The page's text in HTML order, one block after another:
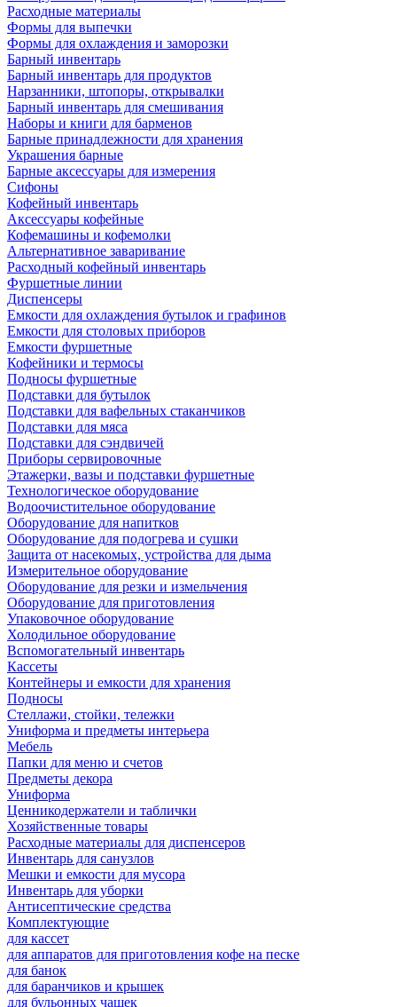
Расходные материалы
Формы для выпечки
Формы для охлаждения и заморозки
Барный инвентарь
Барный инвентарь для продуктов
Нарзанники, штопоры, открывалки
Барный инвентарь для смешивания
Наборы и книги для барменов
Барные принадлежности для хранения
Украшения барные
Барные аксессуары для измерения
Сифоны
Кофейный инвентарь
Аксессуары кофейные
Кофемашины и кофемолки
Альтернативное заваривание
Расходный кофейный инвентарь
Фуршетные линии
Диспенсеры
Емкости для охлаждения бутылок и графинов
Емкости для столовых приборов
Емкости фуршетные
Кофейники и термосы
Подносы фуршетные
Подставки для бутылок
Подставки для вафельных стаканчиков
Подставки для мяса
Подставки для сэндвичей
Приборы сервировочные
Этажерки, вазы и подставки фуршетные
Технологическое оборудование
Водоочистительное оборудование
Оборудование для напитков
Оборудование для подогрева и сушки
Защита от насекомых, устройства для дыма
Измерительное оборудование
Оборудование для резки и измельчения
Оборудование для приготовления
Упаковочное оборудование
Холодильное оборудование
Вспомогательный инвентарь
Кассеты
Контейнеры и емкости для хранения
Подносы
Стеллажи, стойки, тележки
Униформа и предметы интерьера
Мебель
Папки для меню и счетов
Предметы декора
Униформа
Ценникодержатели и таблички
Хозяйственные товары
Расходные материалы для диспенсеров
Инвентарь для санузлов
Мешки и емкости для мусора
Инвентарь для уборки
Антисептические средства
Комплектующие
для кассет
для аппаратов для приготовления кофе на песке
для банок
для баранчиков и крышек
для бульонных чашек